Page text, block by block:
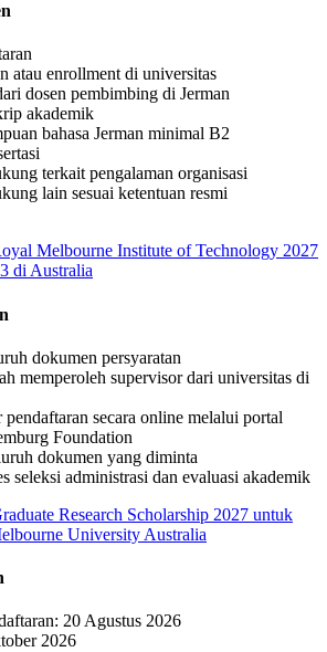
atau enrollment di universitas
dosen pembimbing di Jerman
akademik
bahasa Jerman minimal B2
terkait pengalaman organisasi
lain sesuai ketentuan resmi
Melbourne Institute of Technology 2027
di Australia
dokumen persyaratan
memperoleh supervisor dari universitas di
secara online melalui portal
Foundation
dokumen yang diminta
seleksi administrasi dan evaluasi akademik
Research Scholarship 2027 untuk
University Australia
20 Agustus 2026
2026